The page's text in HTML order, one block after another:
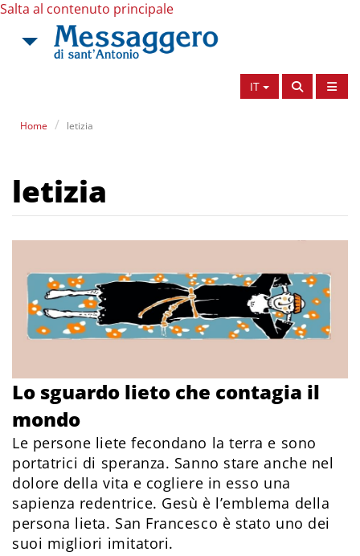
Salta al contenuto principale
IT
Home letizia
letizia
Lo sguardo lieto che contagia il
mondo
Le persone liete fecondano la terra e sono
portatrici di speranza. Sanno stare anche nel
dolore della vita e cogliere in esso una
sapienza redentrice. Gesù è l’emblema della
persona lieta. San Francesco è stato uno dei
suoi migliori imitatori.